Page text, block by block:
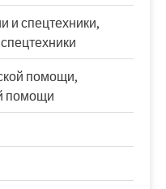
и спецтехники,
помощи,
помощи